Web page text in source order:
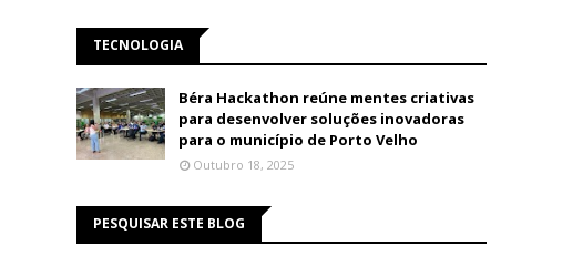
TECNOLOGIA
Béra Hackathon reúne mentes criativas
para desenvolver soluções inovadoras
para o município de Porto Velho
Outubro 18, 2025
PESQUISAR ESTE BLOG